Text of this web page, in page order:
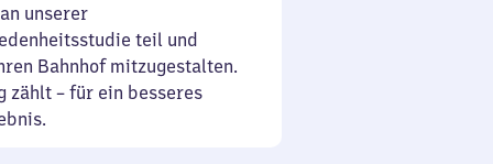
unserer
teil und
Bahnhof mitzugestalten.
zählt – für ein besseres